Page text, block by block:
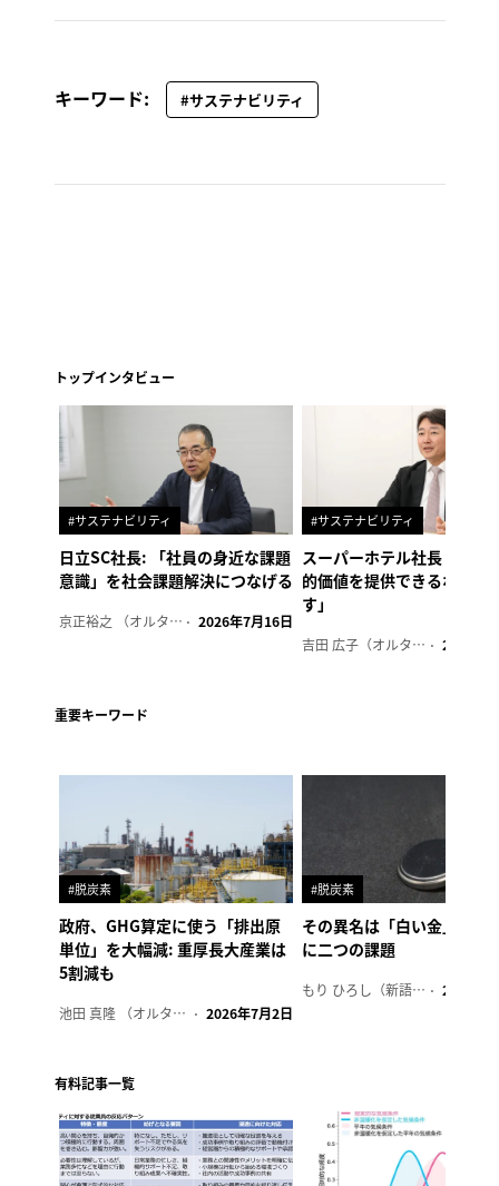
キーワード: #サステナビリティ
トップインタビュー
#サステナビリティ
日立SC社長: 「社員の身近な課題
意識」を社会課題解決につなげる
京正裕之 （オルタナ副編集長） 2026年7月16日
#サステナビリティ
スーパーホテル社長「地域
的価値を提供できるホテル
す」
吉田 広子（オルタナ輪番編集長） 2026年6
重要キーワード
#脱炭素
政府、GHG算定に使う「排出原
単位」を大幅減: 重厚長大産業は
5割減も
池田 真隆 （オルタナ輪番編集長） 2026年7月2日
#脱炭素
その異名は「白い金」、リ
に二つの課題
もり ひろし（新語ウォッチャー） 2023年7
有料記事一覧